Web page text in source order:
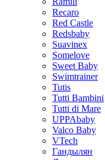
Recaro
Red Castle
Redsbaby
Suavinex
Somelove
Sweet Baby
Swimtrainer
Tutis
Tutti Bambini
Tutti di Mare
UPPAbaby
Valco Baby
VTech
Гандылян